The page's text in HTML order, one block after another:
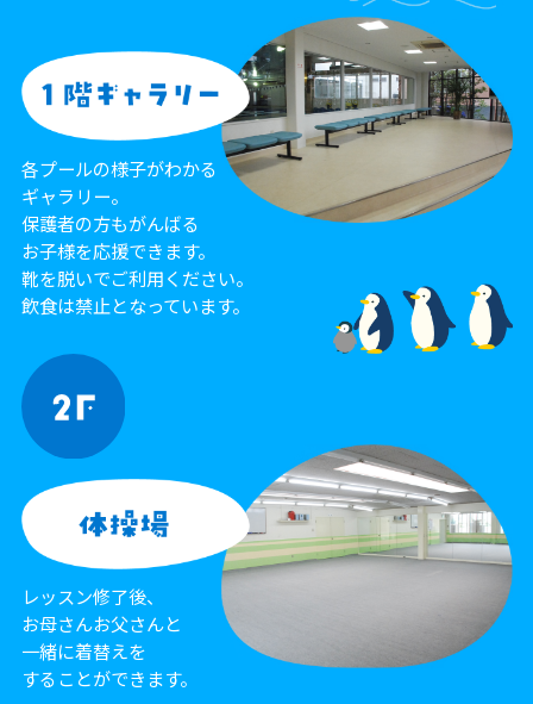
各プールの様子がわかる
ギャラリー。
保護者の方もがんばる
お子様を応援できます。
靴を脱いでご利用ください。
飲食は禁止となっています。
レッスン修了後、
お母さんお父さんと
一緒に着替えを
することができます。